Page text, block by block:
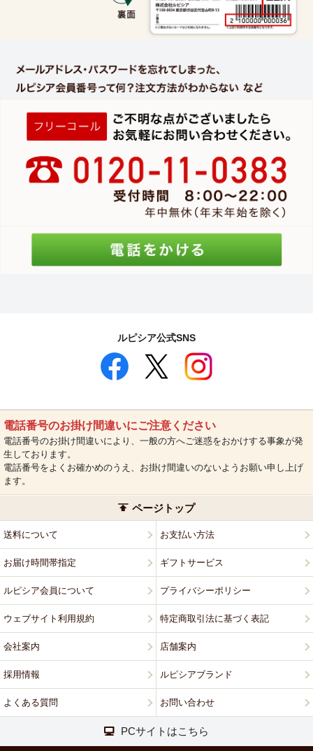
ルピシア公式SNS
電話番号のお掛け間違いにご注意ください
電話番号のお掛け間違いにより、一般の方へご迷惑をおかけする事象が発
生しております。
電話番号をよくお確かめのうえ、お掛け間違いのないようお願い申し上げ
ます。
ページトップ
送料について お支払い方法
お届け時間帯指定 ギフトサービス
ルピシア会員について プライバシーポリシー
ウェブサイト利用規約 特定商取引法に基づく表記
会社案内 店舗案内
採用情報 ルピシアブランド
よくある質問 お問い合わせ
PCサイトはこちら